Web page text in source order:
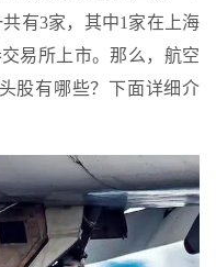
有3家，其中1家在上海
易所上市。那么，航空
股有哪些？下面详细介